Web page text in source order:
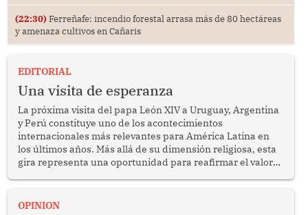
(22:30) Ferreñafe: incendio forestal arrasa más de 80 hectáreas
y amenaza cultivos en Cañaris
EDITORIAL
Una visita de esperanza
La próxima visita del papa León XIV a Uruguay, Argentina
y Perú constituye uno de los acontecimientos
internacionales más relevantes para América Latina en
los últimos años. Más allá de su dimensión religiosa, esta
gira representa una oportunidad para reafirmar el valor
enfrenta desafíos en materia de desarrollo, cohesión
OPINION